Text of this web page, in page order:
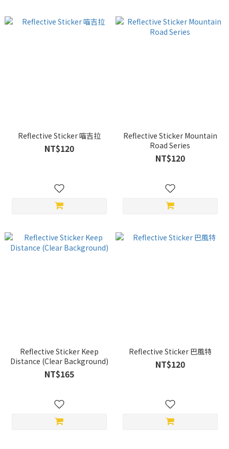
Reflective Sticker 喵吉拉
NT$120
Reflective Sticker Mountain
Road Series
NT$120
Reflective Sticker Keep
Distance (Clear Background)
NT$165
Reflective Sticker 巴風特
NT$120